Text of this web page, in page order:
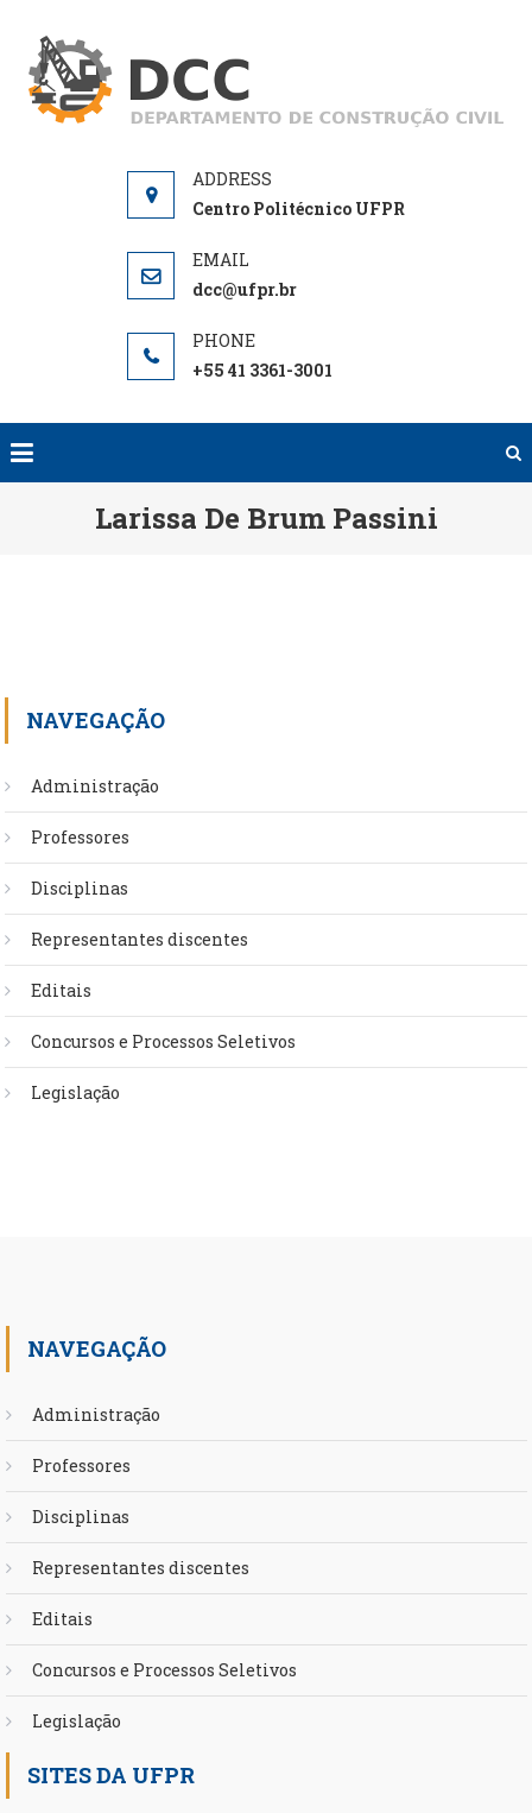
content
Centro Politécnico UFPR
dcc@ufpr.br
+55 41 3361-3001
Larissa De Brum Passini
NAVEGAÇÃO
Administração
Professores
Disciplinas
Representantes discentes
Editais
Concursos e Processos Seletivos
Legislação
NAVEGAÇÃO
Administração
Professores
Disciplinas
Representantes discentes
Editais
Concursos e Processos Seletivos
Legislação
SITES DA UFPR